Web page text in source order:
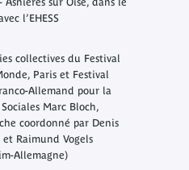
l’EHESS
collectives du Festival
Paris et Festival
Allemand pour la
Marc Bloch,
coordonné par Denis
et Raimund Vogels
Allemagne)